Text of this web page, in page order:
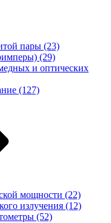
пары (23)
(29)
и оптических
(127)
мощности (22)
излучения (12)
(52)